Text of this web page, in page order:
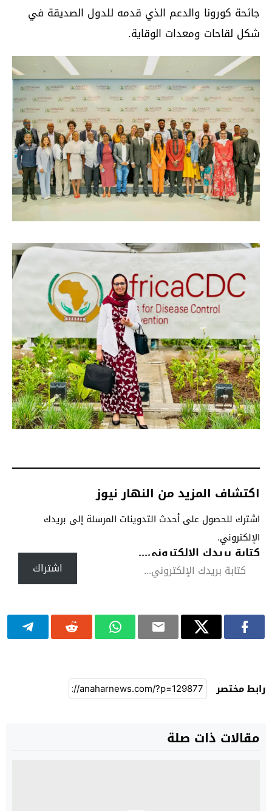
جائحة كورونا والدعم الذي قدمه للدول الصديقة في
شكل لقاحات ومعدات الوقاية.
اكتشاف المزيد من النهار نيوز
اشترك للحصول على أحدث التدوينات المرسلة إلى بريدك
الإلكتروني.
كتابة بريدك الإلكتروني...
اشتراك
رابط مختصر
مقالات ذات صلة